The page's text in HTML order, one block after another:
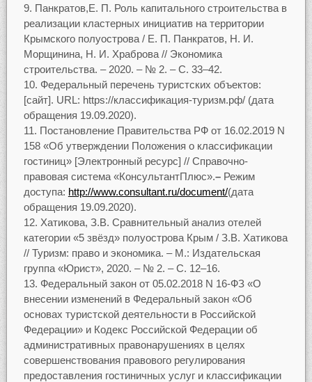
Панкратов,Е. П. Роль капитального строительства в
реализации кластерных инициатив на территории
Крымского полуострова / Е. П. Панкратов, Н. И.
Морщинина, Н. И. Храброва // Экономика
строительства. – 2020. – № 2. – С. 33–42.
Федеральный перечень туристских объектов:
[сайт]. URL: https://классификация-туризм.рф/ (дата
обращения 19.09.2020).
Постановление Правительства РФ от 16.02.2019 N
158 «Об утверждении Положения о классификации
гостиниц» [Электронный ресурс] // Справочно-
правовая система «КонсультантПлюс».– Режим
доступа: http://www.consultant.ru/document/(дата
обращения 19.09.2020).
Хатикова, З.В. Сравнительный анализ отелей
категории «5 звёзд» полуострова Крым / З.В. Хатикова
// Туризм: право и экономика. – М.: Издательская
группа «Юрист», 2020. – № 2. – С. 12–16.
Федеральный закон от 05.02.2018 N 16-ФЗ «О
внесении изменений в Федеральный закон «Об
основах туристской деятельности в Российской
Федерации» и Кодекс Российской Федерации об
административных правонарушениях в целях
совершенствования правового регулирования
предоставления гостиничных услуг и классификации